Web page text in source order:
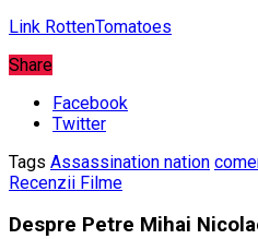
Link RottenTomatoes
Share
Facebook
Twitter
Tags Assassination nation
Recenzii Filme
Despre Petre Mihai